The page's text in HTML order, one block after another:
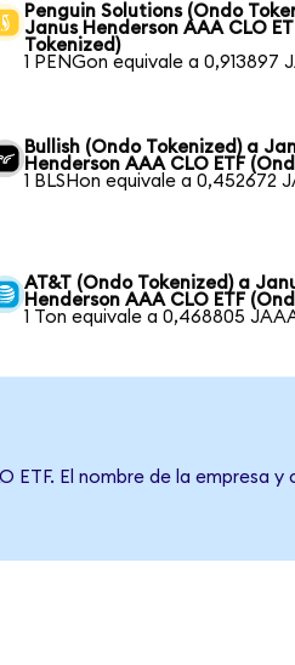
Penguin Solutions (Ondo
Janus Henderson AAA CLO
Tokenized)
1 PENGon equivale a 0,913897
Bullish (Ondo Tokenized) a
Henderson AAA CLO ETF
1 BLSHon equivale a 0,452672
AT&T (Ondo Tokenized) a
Henderson AAA CLO ETF
1 Ton equivale a 0,468805
El nombre de la empresa y